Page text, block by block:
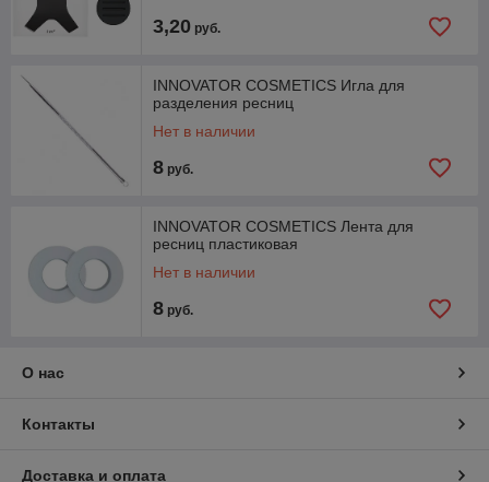
3,20 руб.
INNOVATOR COSMETICS Игла для
разделения ресниц
Нет в наличии
8 руб.
INNOVATOR COSMETICS Лента для
ресниц пластиковая
Нет в наличии
8 руб.
О нас
Контакты
Доставка и оплата